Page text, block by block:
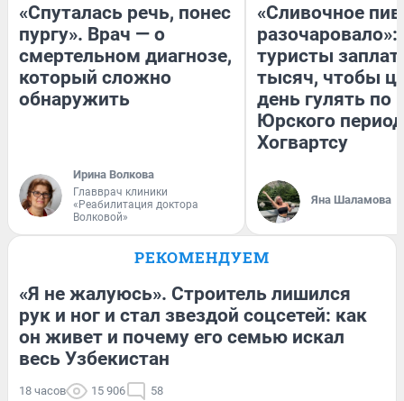
«Спуталась речь, понес
пургу». Врач — о
смертельном диагнозе,
который сложно
обнаружить
Ирина Волкова
Главврач клиники
«Реабилитация доктора
Волковой»
«Сливочное
разочаровало»:
туристы
тысяч, чтобы
день гулять по
Юрского
Хогвартсу
Яна Шаламова
РЕКОМЕНДУЕМ
«Я не жалуюсь». Строитель лишился
рук и ног и стал звездой соцсетей: как
он живет и почему его семью искал
весь Узбекистан
18 часов 15 906 58